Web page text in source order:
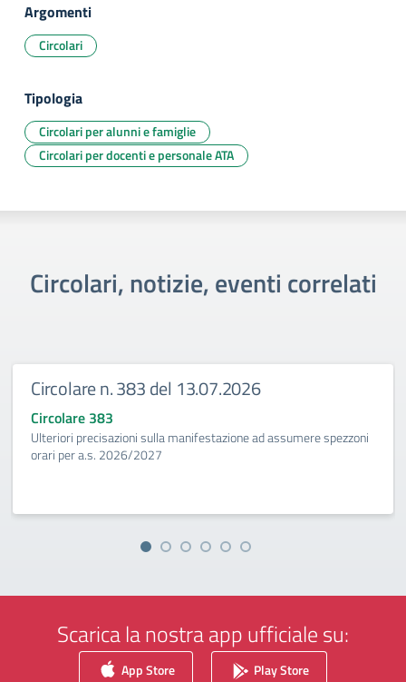
Argomenti
Circolari
Tipologia
Circolari per alunni e famiglie
Circolari per docenti e personale ATA
Circolari, notizie, eventi correlati
Circolare n. 383 del 13.07.2026
Circolare 383
Ulteriori precisazioni sulla manifestazione ad assumere spezzoni
orari per a.s. 2026/2027
Scarica la nostra app ufficiale su:
App Store Play Store